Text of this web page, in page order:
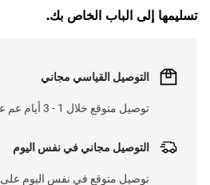
تسليمها إلى الباب الخاص بك.
التوصيل القياسي مجاني
توصيل متوقع خلال 1 - 3 أيام عم على 25 د.ك
التوصيل مجاني في نفس اليوم
توصيل متوقع في نفس اليوم على 25 د.ك